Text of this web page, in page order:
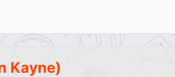
Kayne)